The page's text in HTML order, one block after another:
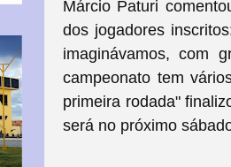
Márcio Paturi
dos jogadores
imaginávamos, com
campeonato tem
primeira rodada"
será no próximo